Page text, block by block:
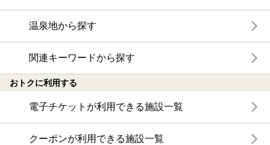
温泉地から探す
関連キーワードから探す
おトクに利用する
電子チケットが利用できる施設一覧
クーポンが利用できる施設一覧